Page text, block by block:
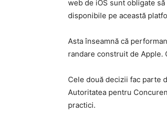
web de iOS sunt obligate
disponibile pe această
Asta înseamnă că
randare construit de Apple.
Cele două decizii fac parte
Autoritatea pentru
practici.